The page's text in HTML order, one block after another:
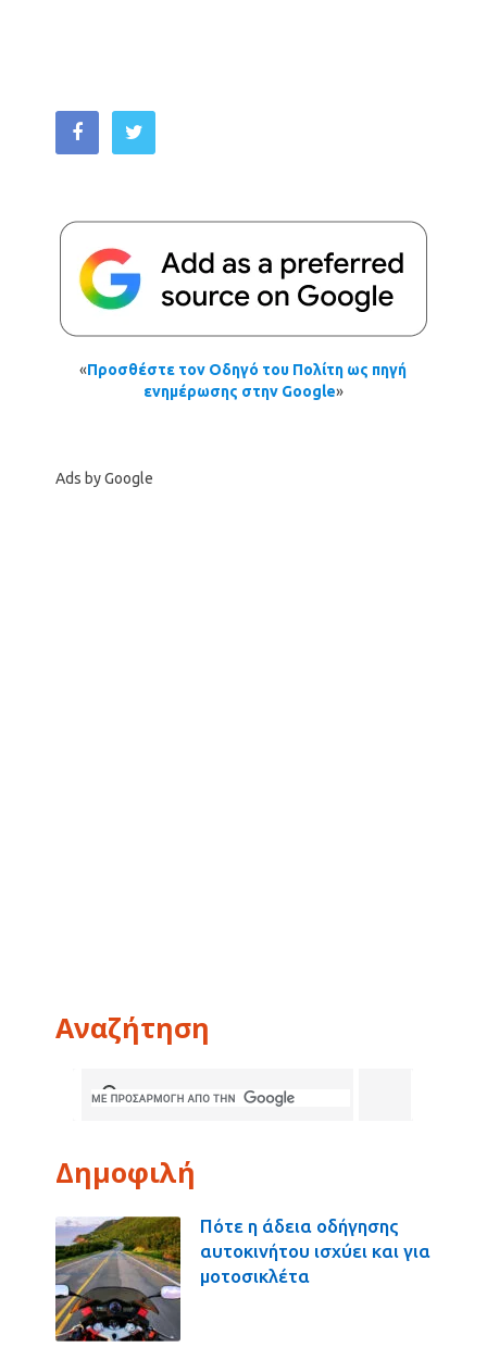
«Προσθέστε τον Οδηγό του Πολίτη ως πηγή
ενημέρωσης στην Google»
Ads by Google
Αναζήτηση
Δημοφιλή
Πότε η άδεια οδήγησης
αυτοκινήτου ισχύει και για
μοτοσικλέτα